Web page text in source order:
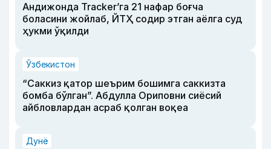
Андижонда Tracker’га 21 нафар боғча
боласини жойлаб, ЙТҲ содир этган аёлга суд
ҳукми ўқилди
Ўзбекистон
“Саккиз қатор шеърим бошимга саккизта
бомба бўлган”. Абдулла Ориповни сиёсий
айбловлардан асраб қолган воқеа
Дунё